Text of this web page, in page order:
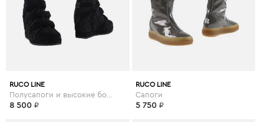
RUCO LINE
8 500 ₽
RUCO LINE
Сапоги
5 750 ₽